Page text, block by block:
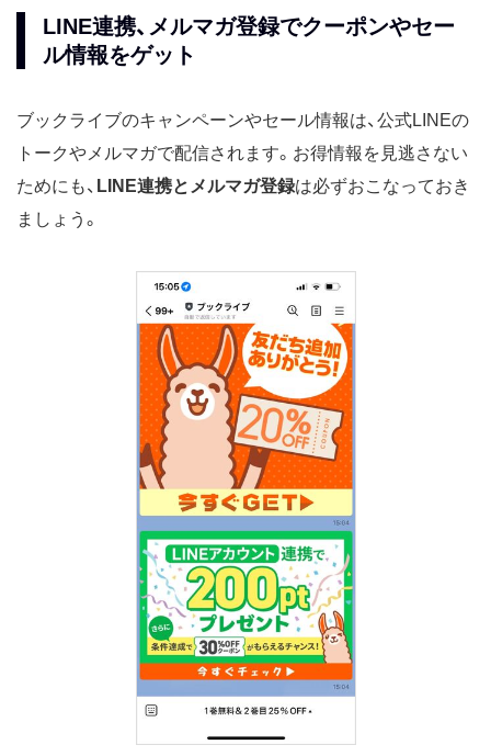
LINE連携、メルマガ登録でクーポンやセー
ル情報をゲット
ブックライブのキャンペーンやセール情報は、公式LINEの
トークやメルマガで配信されます。お得情報を見逃さない
ためにも、 LINE連携とメルマガ登録は必ずおこなっておき
ましょう。